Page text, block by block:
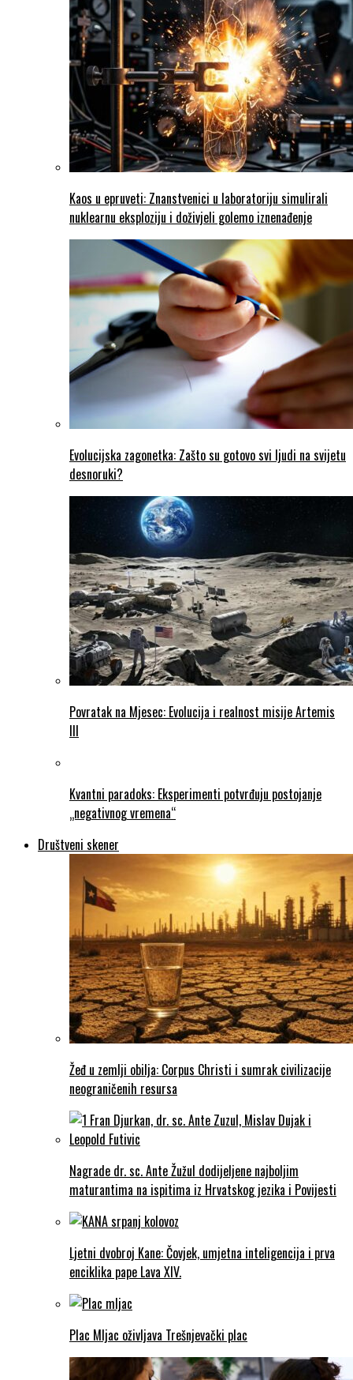
Kaos u epruveti: Znanstvenici u laboratoriju simulirali
nuklearnu eksploziju i doživjeli golemo iznenađenje
Evolucijska zagonetka: Zašto su gotovo svi ljudi na svijetu
desnoruki?
Povratak na Mjesec: Evolucija i realnost misije Artemis
III
Kvantni paradoks: Eksperimenti potvrđuju postojanje
„negativnog vremena“
Društveni skener
Žeđ u zemlji obilja: Corpus Christi i sumrak civilizacije
neograničenih resursa
Nagrade dr. sc. Ante Žužul dodijeljene najboljim
maturantima na ispitima iz Hrvatskog jezika i Povijesti
Ljetni dvobroj Kane: Čovjek, umjetna inteligencija i prva
enciklika pape Lava XIV.
Plac Mljac oživljava Trešnjevački plac